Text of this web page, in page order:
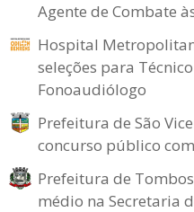
Agente de Combate
Hospital
seleções para
Fonoaudiólogo
Prefeitura de São
concurso público
Prefeitura de
médio na Secretaria